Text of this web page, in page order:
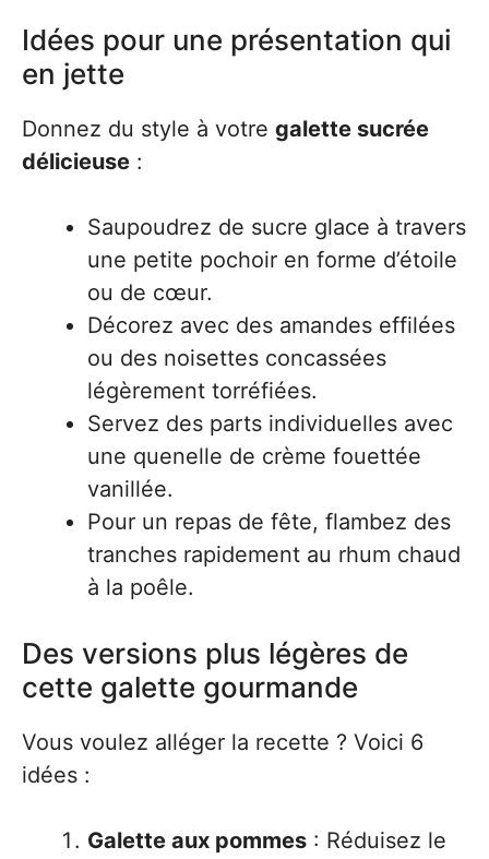
Idées pour une présentation qui
en jette
Donnez du style à votre galette sucrée
délicieuse :
Saupoudrez de sucre glace à travers
une petite pochoir en forme d’étoile
ou de cœur.
Décorez avec des amandes effilées
ou des noisettes concassées
légèrement torréfiées.
Servez des parts individuelles avec
une quenelle de crème fouettée
vanillée.
Pour un repas de fête, flambez des
tranches rapidement au rhum chaud
à la poêle.
Des versions plus légères de
cette galette gourmande
Vous voulez alléger la recette ? Voici 6
idées :
Galette aux pommes : Réduisez le